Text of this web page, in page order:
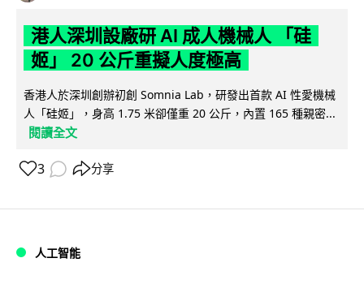
港人深圳設廠研 AI 成人機械人 「硅
姬」 20 公斤重擬人度極高
香港人於深圳創辦初創 Somnia Lab，研發出首款 AI 性愛機械
人「硅姬」，身高 1.75 米卻僅重 20 公斤，內置 165 種親密...
閱讀全文
3 分享
人工智能